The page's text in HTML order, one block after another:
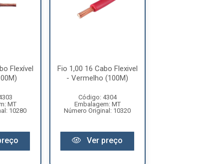
Flexível
MT
10280
Fio 1,00 16 Cabo Flexivel
- Vermelho (100M)
Código: 4304
Embalagem: MT
Número Original: 10320
Ver preço